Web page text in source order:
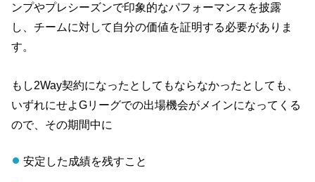
ンプやプレシーズンで印象的なパフォーマンスを披露
し、チームに対して自分の価値を証明する必要がありま
す。
もし2Way契約になったとしてもならなかったとしても、
いずれにせよGリーグでの出場機会がメインになってくる
ので、その期間中に
安定した成績を残すこと